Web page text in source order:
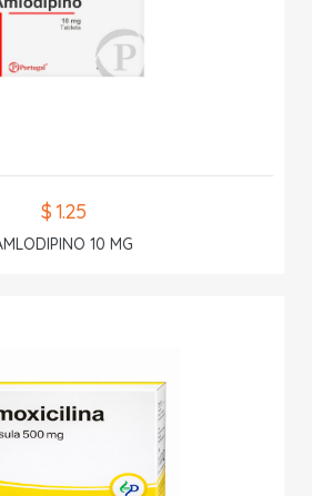
$ 1.25
10 MG